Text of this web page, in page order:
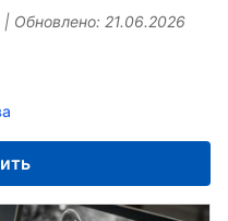
Обновлено: 21.06.2026